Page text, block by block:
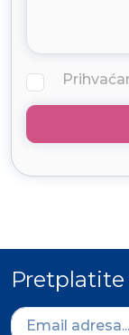
Pretplatite